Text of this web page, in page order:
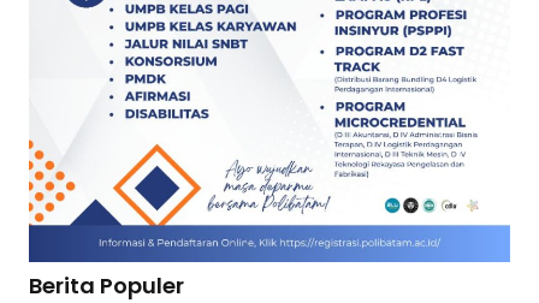
Berita Populer